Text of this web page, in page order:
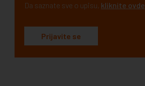
Da saznate sve o upisu, kliknite ovde
Prijavite se